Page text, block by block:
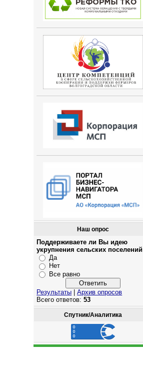
Наш опрос
Поддерживаете ли Вы идею
укрупнения сельских поселений
Да
Нет
Все равно
Результаты |Архив опросов
Всего ответов:53
Спутник/Аналитика